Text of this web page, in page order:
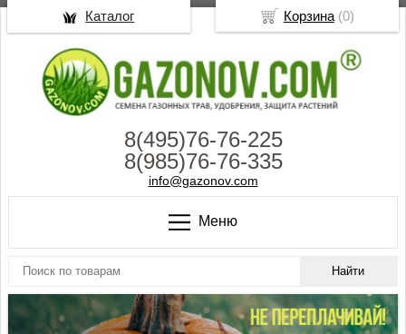
8(495)76-76-225
8(985)76-76-335
info@gazonov.com
Меню
Корзина(0)
Каталог